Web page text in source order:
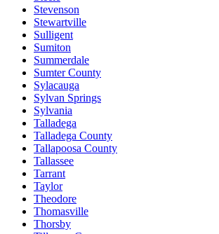
Stevenson
Stewartville
Sulligent
Sumiton
Summerdale
Sumter County
Sylacauga
Sylvan Springs
Sylvania
Talladega
Talladega County
Tallapoosa County
Tallassee
Tarrant
Taylor
Theodore
Thomasville
Thorsby